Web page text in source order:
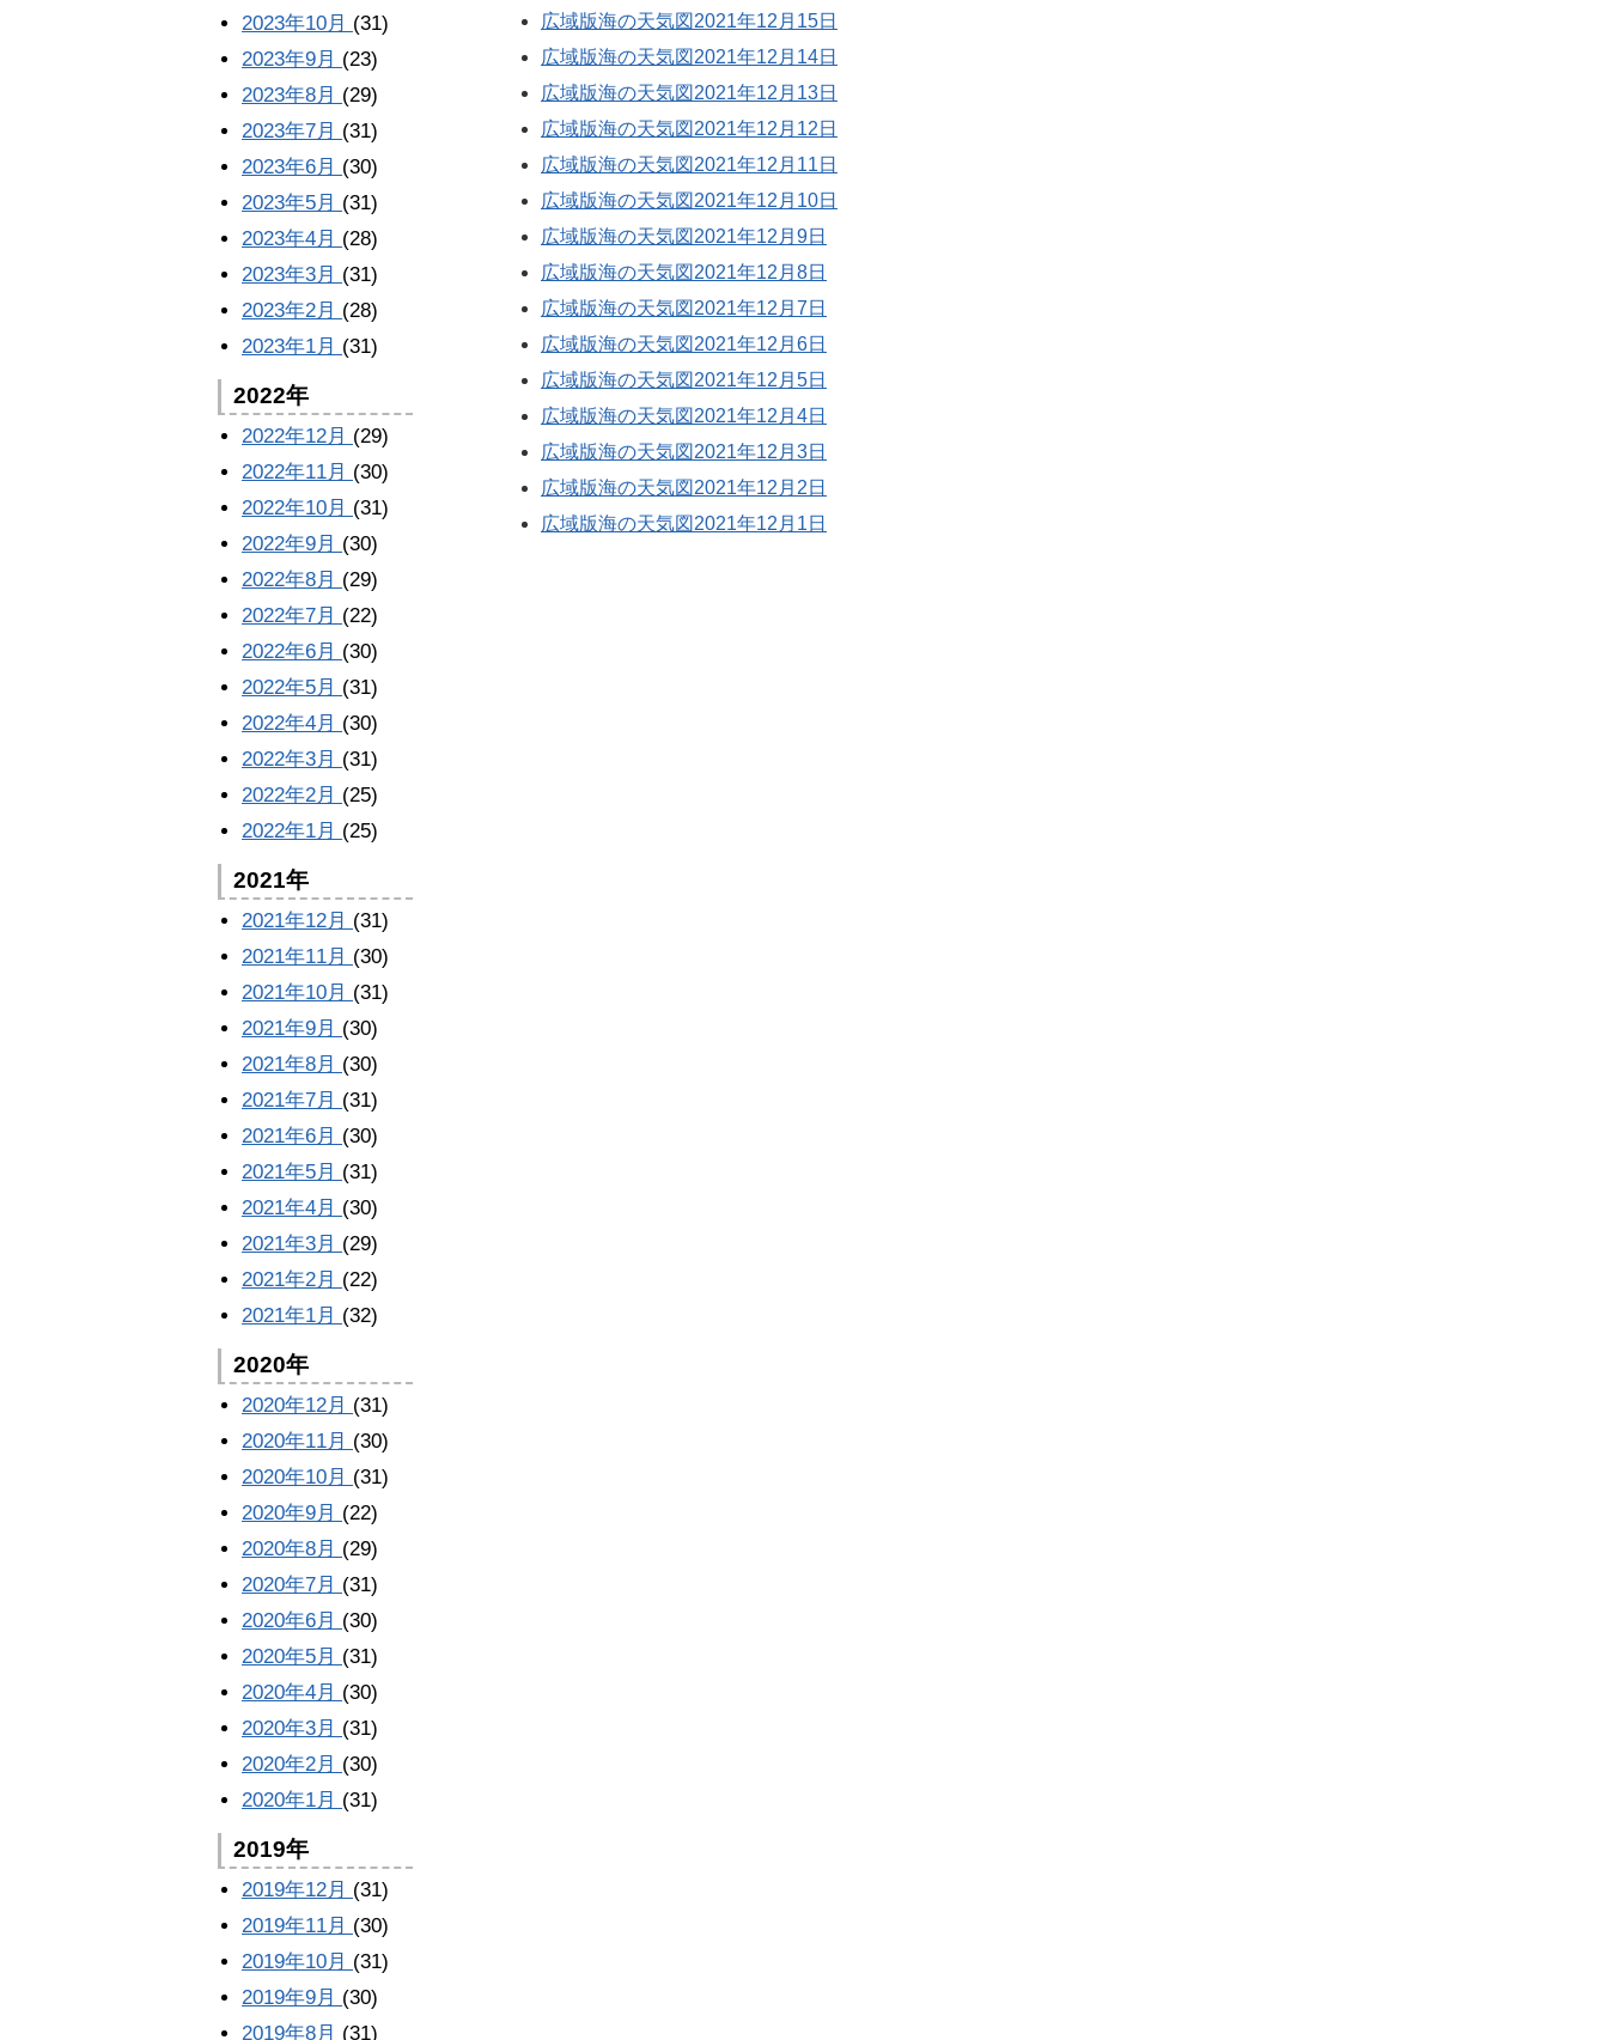
広域版海の天気図2021年12月15日
広域版海の天気図2021年12月14日
広域版海の天気図2021年12月13日
広域版海の天気図2021年12月12日
広域版海の天気図2021年12月11日
広域版海の天気図2021年12月10日
広域版海の天気図2021年12月9日
広域版海の天気図2021年12月8日
広域版海の天気図2021年12月7日
広域版海の天気図2021年12月6日
広域版海の天気図2021年12月5日
広域版海の天気図2021年12月4日
広域版海の天気図2021年12月3日
広域版海の天気図2021年12月2日
広域版海の天気図2021年12月1日
2023年10月 (31)
2023年9月 (23)
2023年8月 (29)
2023年7月 (31)
2023年6月 (30)
2023年5月 (31)
2023年4月 (28)
2023年3月 (31)
2023年2月 (28)
2023年1月 (31)
2022年
2022年12月 (29)
2022年11月 (30)
2022年10月 (31)
2022年9月 (30)
2022年8月 (29)
2022年7月 (22)
2022年6月 (30)
2022年5月 (31)
2022年4月 (30)
2022年3月 (31)
2022年2月 (25)
2022年1月 (25)
2021年
2021年12月 (31)
2021年11月 (30)
2021年10月 (31)
2021年9月 (30)
2021年8月 (30)
2021年7月 (31)
2021年6月 (30)
2021年5月 (31)
2021年4月 (30)
2021年3月 (29)
2021年2月 (22)
2021年1月 (32)
2020年
2020年12月 (31)
2020年11月 (30)
2020年10月 (31)
2020年9月 (22)
2020年8月 (29)
2020年7月 (31)
2020年6月 (30)
2020年5月 (31)
2020年4月 (30)
2020年3月 (31)
2020年2月 (30)
2020年1月 (31)
2019年
2019年12月 (31)
2019年11月 (30)
2019年10月 (31)
2019年9月 (30)
2019年8月 (31)